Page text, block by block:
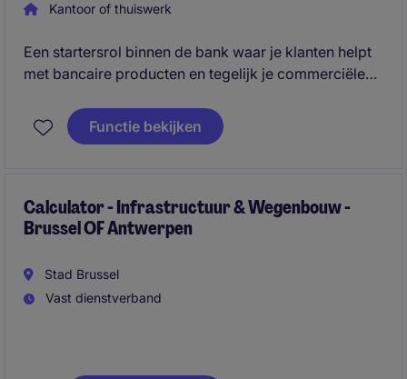
Kantoor of thuiswerk
Een startersrol binnen de bank waar je klanten helpt
met bancaire producten en tegelijk je commerciële
praktijkervaring naar meer verantwoordelijkheid
binnen de financiële sector.
Functie bekijken
Calculator - Infrastructuur & Wegenbouw -
Brussel OF Antwerpen
Stad Brussel
Vast dienstverband